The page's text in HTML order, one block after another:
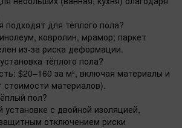
подходят для тёплого пола?
ковролин, мрамор; паркет
из-за риска деформации.
тёплого пола?
$20–160 за м², включая материалы и
материалов).
пол?
установке с двойной изоляцией,
отключением риски